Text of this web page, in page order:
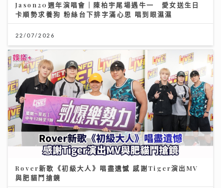
Jason20週年演唱會｜陳柏宇尾場遇牛一 愛女送生日
卡順勢求養狗 粉絲台下排字滿心思 唱到眼濕濕
22/07/2026
Rover新歌《初級大人》唱盡遺憾 感謝Tiger演出MV
與肥貓鬥搶鏡